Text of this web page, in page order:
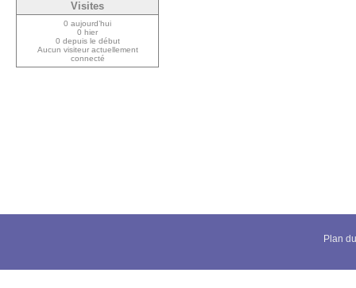
Visites
0 aujourd’hui
0 hier
0 depuis le début
Aucun visiteur actuellement
connecté
Plan